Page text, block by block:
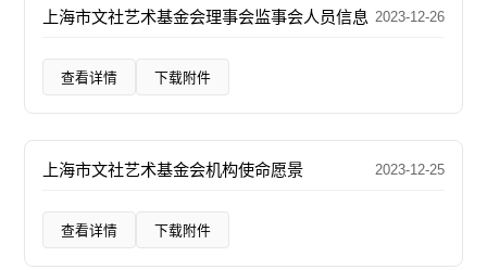
上海市文社艺术基金会理事会监事会人员信息 2023-12-26
查看详情 下载附件
上海市文社艺术基金会机构使命愿景 2023-12-25
查看详情 下载附件